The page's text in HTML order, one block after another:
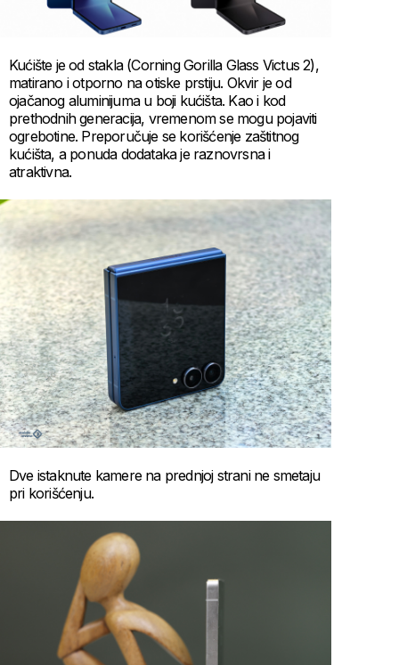
Kućište je od stakla (Corning Gorilla Glass Victus 2),
matirano i otporno na otiske prstiju. Okvir je od
ojačanog aluminijuma u boji kućišta. Kao i kod
prethodnih generacija, vremenom se mogu pojaviti
ogrebotine. Preporučuje se korišćenje zaštitnog
kućišta, a ponuda dodataka je raznovrsna i
atraktivna.
Dve istaknute kamere na prednjoj strani ne smetaju
pri korišćenju.